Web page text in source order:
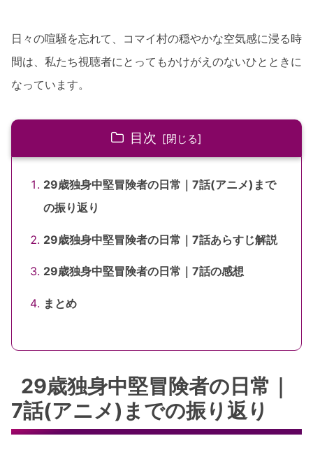
日々の喧騒を忘れて、コマイ村の穏やかな空気感に浸る時
間は、私たち視聴者にとってもかけがえのないひとときに
なっています。
目次
29歳独身中堅冒険者の日常｜7話(アニメ)まで
の振り返り
29歳独身中堅冒険者の日常｜7話あらすじ解説
29歳独身中堅冒険者の日常｜7話の感想
まとめ
29歳独身中堅冒険者の日常｜
7話(アニメ)までの振り返り